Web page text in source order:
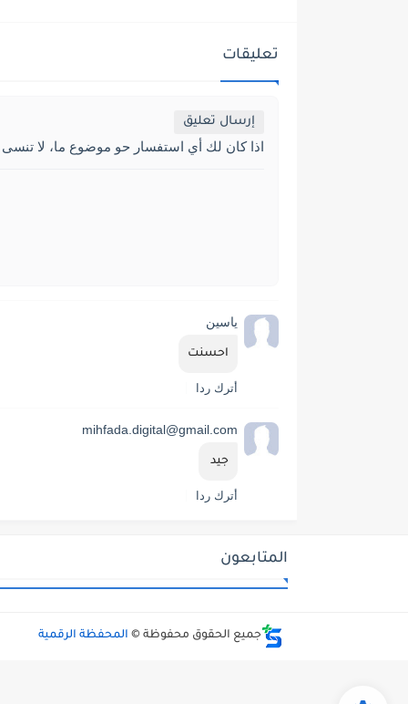
تعليقات
إرسال تعليق
اذا كان لك أي استفسار حو موضوع ما، لا
ياسين
احسنت
أترك ردا
mihfada.digital@gmail.com
جيد
أترك ردا
المتابعون
جميع الحقوق محفوظة © المحفظة الرقمية